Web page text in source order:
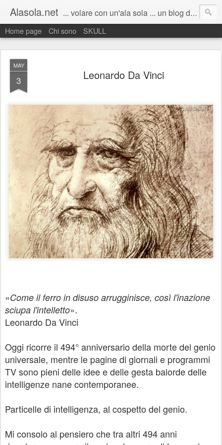
Alasola.net ... volare con un'ala sola ... un blog di Marco Fenudi: semplicemente pensieri sparsi. Scrivo poco, quando capita, all'improvviso. Benvenuti :)
Home page Chi sono SKULL
MAY
3 Leonardo Da Vinci
«Come il ferro in disuso arrugginisce, così l'inazione
sciupa l'intelletto».
Leonardo Da Vinci
Oggi ricorre il 494° anniversario della morte del genio
universale, mentre le pagine di giornali e programmi
TV sono pieni delle idee e delle gesta balorde delle
intelligenze nane contemporanee.
Particelle di intelligenza, al cospetto del genio.
Mi consolo al pensiero che tra altri 494 anni